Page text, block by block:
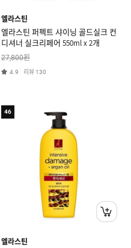
엘라스틴
엘라스틴 퍼펙트 샤이닝 골드실크 컨
디셔너 실크리페어 550ml x 2개
27,800원
4.9 리뷰 130
46
엘라스틴